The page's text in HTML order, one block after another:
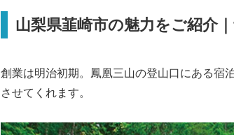
山梨県韮崎市の魅力をご紹介
創業は明治初期。鳳凰三山の登山口にある宿
させてくれます。
English